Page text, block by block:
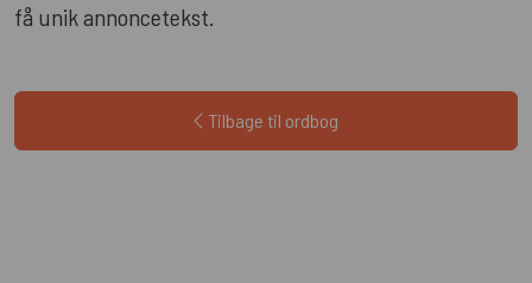
få unik annoncetekst.
Tilbage til ordbog